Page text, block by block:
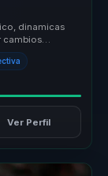
dinamicas
cambios
Ver Perfil